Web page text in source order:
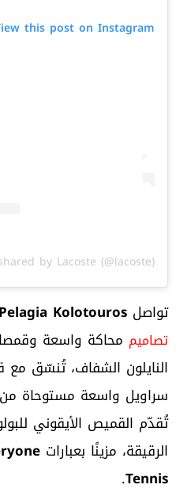
this post on Instagram
by Lacoste (@lacoste)
تواصل Pelagia Kolotouros
تصاميم محاكة واسعة
النايلون الشفاف، تُنسّق
سراويل واسعة مستوحاة
تُقدّم القميص الأيقوني
الرقيقة، مزينًا بعبارات
Tennis
.